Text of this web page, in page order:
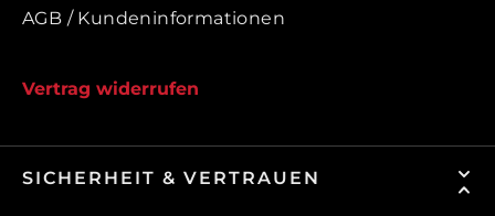
AGB / Kundeninformationen
Vertrag widerrufen
SICHERHEIT & VERTRAUEN